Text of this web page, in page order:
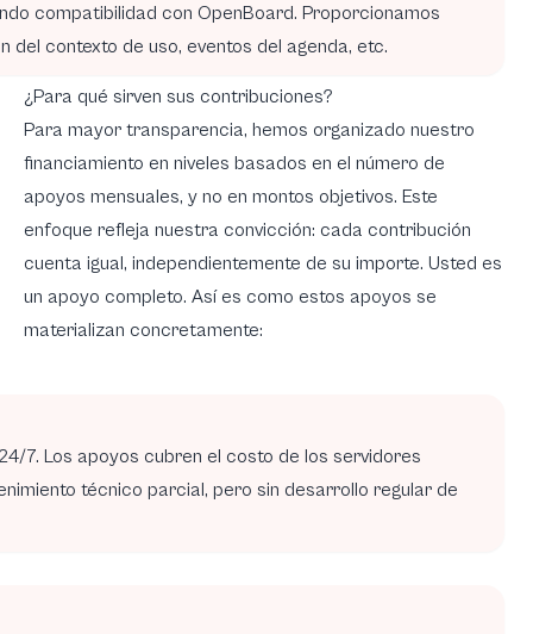
compatibilidad con OpenBoard. Proporcionamos
del contexto de uso, eventos del agenda, etc.
¿Para qué sirven sus contribuciones?
Para mayor transparencia, hemos organizado nuestro
financiamiento en niveles basados en el número de
apoyos mensuales, y no en montos objetivos. Este
enfoque refleja nuestra convicción: cada contribución
cuenta igual, independientemente de su importe. Usted es
un apoyo completo. Así es como estos apoyos se
materializan concretamente:
7. Los apoyos cubren el costo de los servidores
técnico parcial, pero sin desarrollo regular de